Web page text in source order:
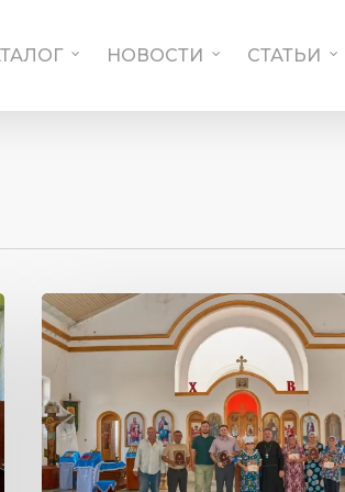
НОВОСТИ СТАТЬИ
Рабочая
поездка
Кашкадарьинскую
и
Сурхандарьинскую
области